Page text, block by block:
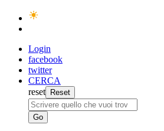
Login
facebook
twitter
CERCA
reset